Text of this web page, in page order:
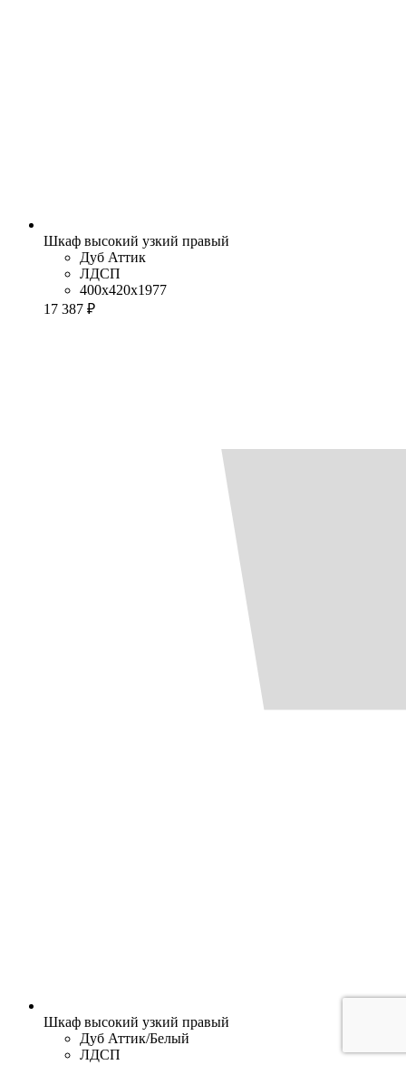
Шкаф высокий узкий правый
Дуб Аттик
ЛДСП
400x420x1977
17 387 ₽
Шкаф высокий узкий правый
Дуб Аттик/Белый
ЛДСП